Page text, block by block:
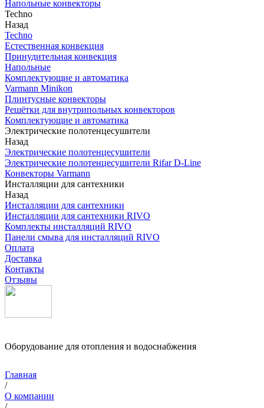
Напольные конвекторы
Techno
Назад
Techno
Естественная конвекция
Принудительная конвекция
Напольные
Комплектующие и автоматика
Varmann Minikon
Плинтусные конвекторы
Решётки для внутрипольных конвекторов
Комплектующие и автоматика
Электрические полотенцесушители
Назад
Электрические полотенцесушители
Электрические полотенцесушители Rifar D-Line
Конвекторы Varmann
Инсталляции для сантехники
Назад
Инсталляции для сантехники
Инсталляции для сантехники RIVO
Комплекты инсталляций RIVO
Панели смыва для инсталляций RIVO
Оплата
Доставка
Контакты
Отзывы
Оборудование для отопления и водоснабжения
Главная
/
О компании